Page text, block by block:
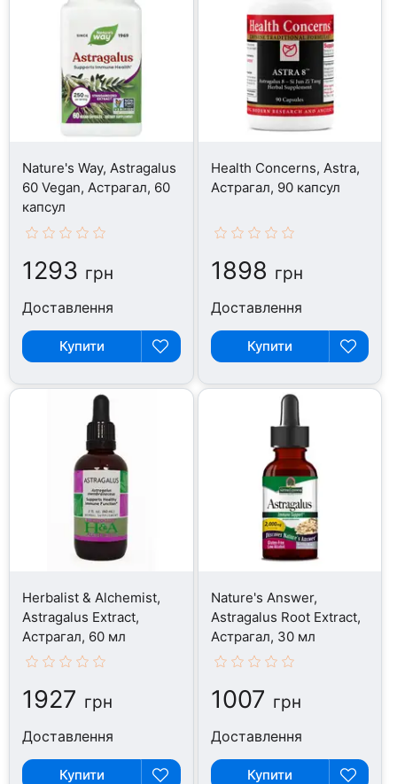
Nature's Way, Astragalus
60 Vegan, Астрагал, 60
капсул
1293 грн
Доставлення
Купити
Health Concerns, Astra,
Астрагал, 90 капсул
1898 грн
Доставлення
Купити
Herbalist & Alchemist,
Astragalus Extract,
Астрагал, 60 мл
1927 грн
Доставлення
Купити
Nature's Answer,
Astragalus Root Extract,
Астрагал, 30 мл
1007 грн
Доставлення
Купити